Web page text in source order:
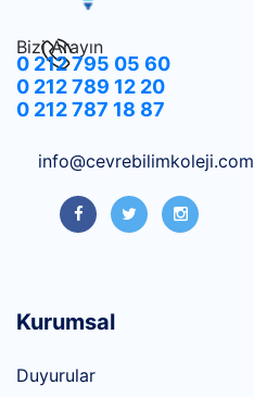
Bizi Arayın
0 212 795 05 60
0 212 789 12 20
0 212 787 18 87
info@cevrebilimkoleji.com
Kurumsal
Duyurular